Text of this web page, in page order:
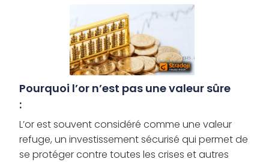
Pourquoi l’or n’est pas une valeur sûre
:
L’or est souvent considéré comme une valeur
refuge, un investissement sécurisé qui permet de
se protéger contre toutes les crises et autres